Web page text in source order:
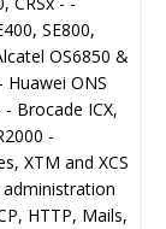
SE800,
OS6850 &
Huawei ONS
Brocade ICX,
-
XTM and XCS
HTTP, Mails,